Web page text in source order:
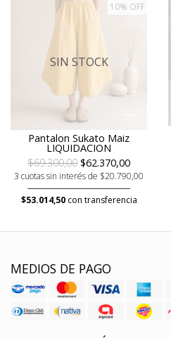
10% OFF
SIN STOCK
Pantalon Sukato Maiz
LIQUIDACION
$69.300,00 $62.370,00
3 cuotas sin interés de $20.790,00
$53.014,50con transferencia
MEDIOS DE PAGO